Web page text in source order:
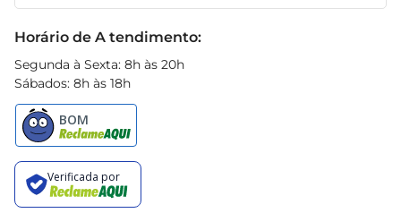
Horário de A tendimento:
Segunda à Sexta: 8h às 20h
Sábados: 8h às 18h